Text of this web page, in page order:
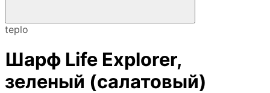
teplo
Шарф Life Explorer,
зеленый (салатовый)